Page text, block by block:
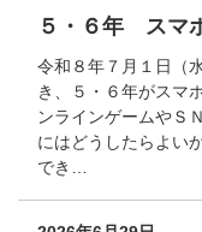
５・６年 スマ
令和８年７月１日（
き、５・６年がスマ
ンラインゲームやＳ
にはどうしたらよい
でき…